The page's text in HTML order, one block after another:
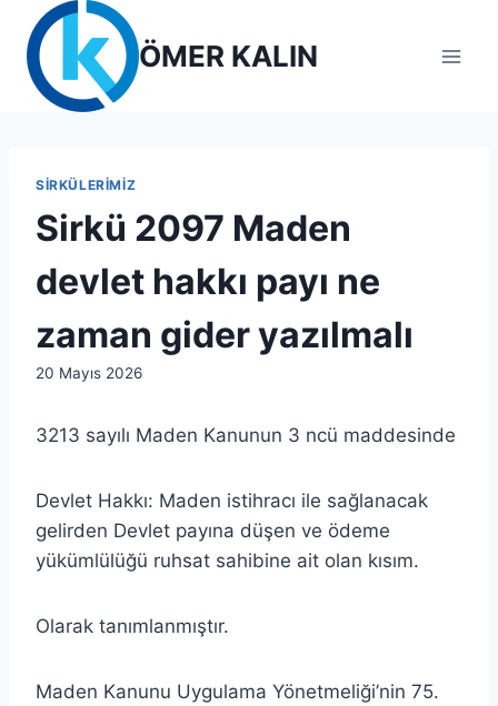
content
ÖMER KALIN
SIRKÜLERIMIZ
Sirkü 2097 Maden
devlet hakkı payı ne
zaman gider yazılmalı
By
20 Mayıs 2026
3213 sayılı Maden Kanunun 3 ncü maddesinde
Devlet Hakkı: Maden istihracı ile sağlanacak
gelirden Devlet payına düşen ve ödeme
yükümlülüğü ruhsat sahibine ait olan kısım.
Olarak tanımlanmıştır.
Maden Kanunu Uygulama Yönetmeliği’nin 75.